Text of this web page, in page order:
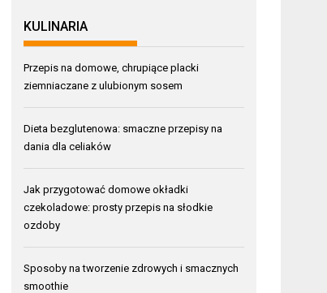
KULINARIA
Przepis na domowe, chrupiące placki
ziemniaczane z ulubionym sosem
Dieta bezglutenowa: smaczne przepisy na
dania dla celiaków
Jak przygotować domowe okładki
czekoladowe: prosty przepis na słodkie
ozdoby
Sposoby na tworzenie zdrowych i smacznych
smoothie